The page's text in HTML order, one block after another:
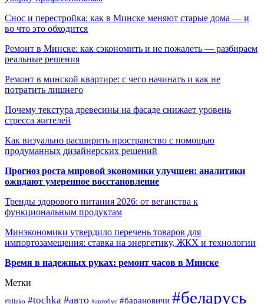
Снос и перестройка: как в Минске меняют старые дома — и
во что это обходится
Ремонт в Минске: как сэкономить и не пожалеть — разбираем
реальные решения
Ремонт в минской квартире: с чего начинать и как не
потратить лишнего
Почему текстура древесины на фасаде снижает уровень
стресса жителей
Как визуально расширить пространство с помощью
продуманных дизайнерских решений
Прогноз роста мировой экономики улучшен: аналитики
ожидают умеренное восстановление
Тренды здорового питания 2026: от веганства к
функциональным продуктам
Минэкономики утвердило перечень товаров для
импортозамещения: ставка на энергетику, ЖКХ и технологии
Время в надежных руках: ремонт часов в Минске
Метки
#blizko #tochka #авто #автобус #барановичи #беларусь